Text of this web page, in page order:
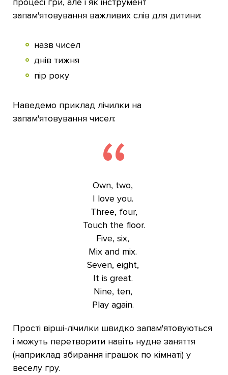
запам'ятовування важливих слів для дитини:
назв чисел
днів тижня
пір року
Наведемо приклад лічилки на
запам'ятовування чисел:
Own, two,
I love you.
Three, four,
Touch the floor.
Five, six,
Mix and mix.
Seven, eight,
It is great.
Nine, ten,
Play again.
Прості вірші-лічилки швидко запам'ятовуються
і можуть перетворити навіть нудне заняття
(наприклад збирання іграшок по кімнаті) у
веселу гру.